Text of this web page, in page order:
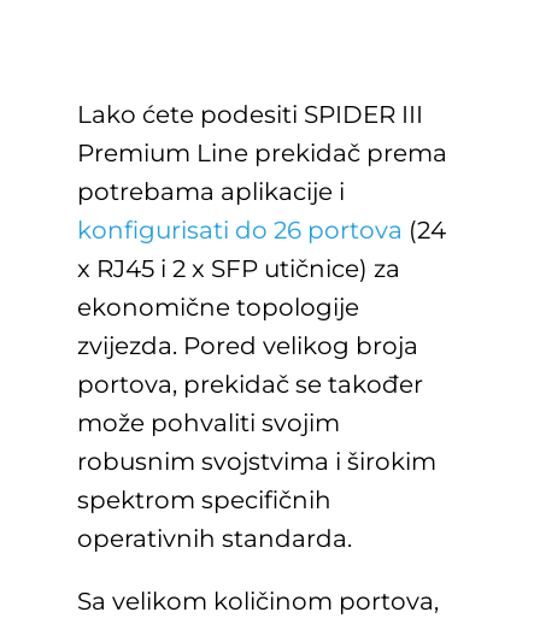
Lako ćete podesiti SPIDER III
Premium Line prekidač prema
potrebama aplikacije i
konfigurisati do 26 portova (24
x RJ45 i 2 x SFP utičnice) za
ekonomične topologije
zvijezda. Pored velikog broja
portova, prekidač se također
može pohvaliti svojim
robusnim svojstvima i širokim
spektrom specifičnih
operativnih standarda.
Sa velikom količinom portova,